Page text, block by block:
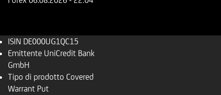
ISIN DE000UG1QC15
Emittente UniCredit Bank
GmbH
Tipo di prodotto Covered
Warrant Put